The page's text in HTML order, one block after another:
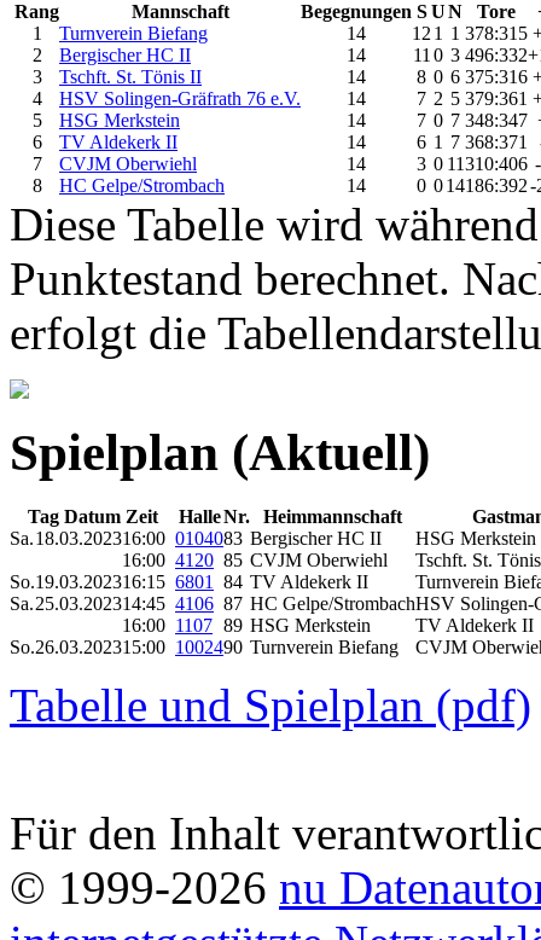
Rang Mannschaft Begegnungen S UN Tore
1
Turnverein Biefang 14 12 1 1 378:315
2
Bergischer HC II 14 11 0 3 496:332
3
Tschft. St. Tönis II 14 8 0 6 375:316
4
HSV Solingen-Gräfrath 76 e.V. 14 7 2 5 379:361
5
HSG Merkstein 14 7 0 7 348:347
6
TV Aldekerk II 14 6 1 7 368:371
7
CVJM Oberwiehl 14 3 0 11310:406
8
HC Gelpe/Strombach 14 0 014186:392-
Diese Tabelle wird
Punktestand berechnet.
erfolgt die
Spielplan (Aktuell)
Tag Datum Zeit HalleNr. Heimmannschaft
Sa.18.03.202316:00 0104083 Bergischer HC II
HSG Merkstein
16:00 4120 85 CVJM Oberwiehl
Tschft. St.
So.19.03.202316:15 6801 84 TV Aldekerk II
Turnverein
Sa.25.03.202314:45 4106 87 HC Gelpe/StrombachHSV Solingen-
16:00 1107 89 HSG Merkstein
TV Aldekerk II
So.26.03.202315:00 1002490 Turnverein Biefang CVJM
Tabelle und Spielplan (pdf)
Für den Inhalt
© 1999-2026 nu